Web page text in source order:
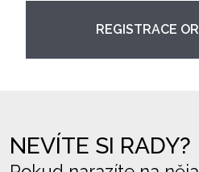
REGISTRACE
NEVÍTE SI RADY?